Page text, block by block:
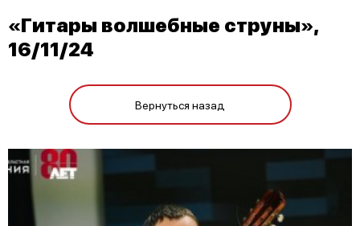
«Гитары волшебные струны»,
16/11/24
Вернуться назад